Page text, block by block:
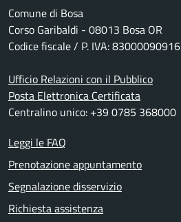
Comune di Bosa
Corso Garibaldi - 08013 Bosa OR
Codice fiscale / P. IVA: 83000090916
Ufficio Relazioni con il Pubblico
Posta Elettronica Certificata
Centralino unico: +39 0785 368000
Leggi le FAQ
Prenotazione appuntamento
Segnalazione disservizio
Richiesta assistenza